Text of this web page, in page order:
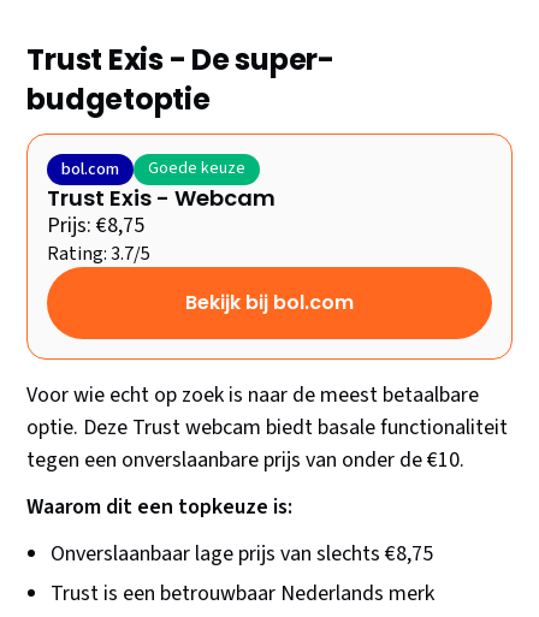
Trust Exis - De super-
budgetoptie
bol.com Goede keuze
Trust Exis - Webcam
Prijs: €8,75
Rating: 3.7/5
Bekijk bij bol.com
Voor wie echt op zoek is naar de meest betaalbare
optie. Deze Trust webcam biedt basale functionaliteit
tegen een onverslaanbare prijs van onder de €10.
Waarom dit een topkeuze is:
Onverslaanbaar lage prijs van slechts €8,75
Trust is een betrouwbaar Nederlands merk